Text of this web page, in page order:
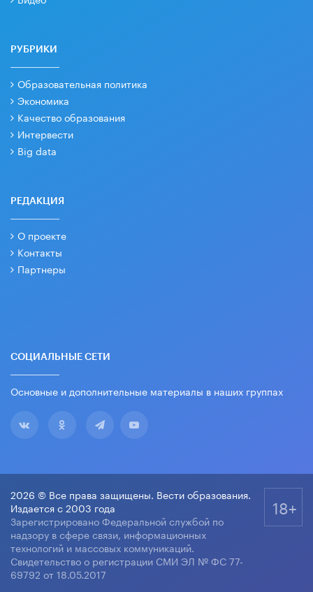
РУБРИКИ
Образовательная политика
Экономика
Качество образования
Интервести
Big data
РЕДАКЦИЯ
О проекте
Контакты
Партнеры
СОЦИАЛЬНЫЕ СЕТИ
Основные и дополнительные материалы в наших группах
2026 © Все права защищены. Вести образования.
Издается с 2003 года
Зарегистрировано Федеральной службой по
надзору в сфере связи, информационных
технологий и массовых коммуникаций.
Свидетельство о регистрации СМИ ЭЛ № ФС 77-
69792 от 18.05.2017
18+